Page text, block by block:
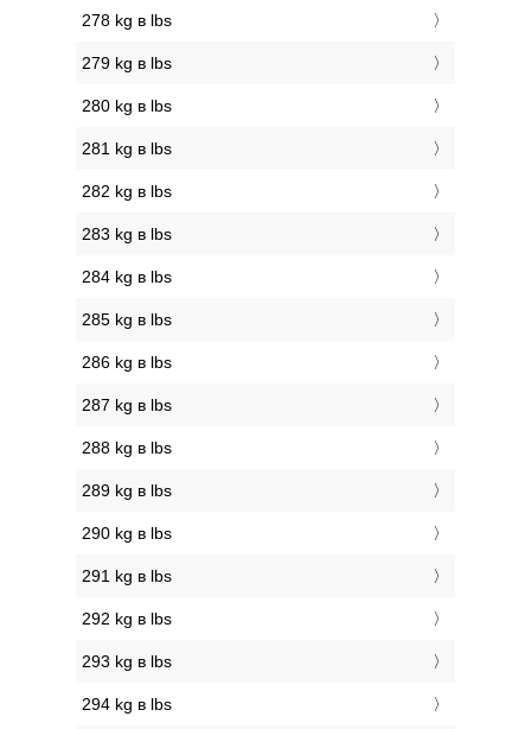
278 kg в lbs
279 kg в lbs
280 kg в lbs
281 kg в lbs
282 kg в lbs
283 kg в lbs
284 kg в lbs
285 kg в lbs
286 kg в lbs
287 kg в lbs
288 kg в lbs
289 kg в lbs
290 kg в lbs
291 kg в lbs
292 kg в lbs
293 kg в lbs
294 kg в lbs